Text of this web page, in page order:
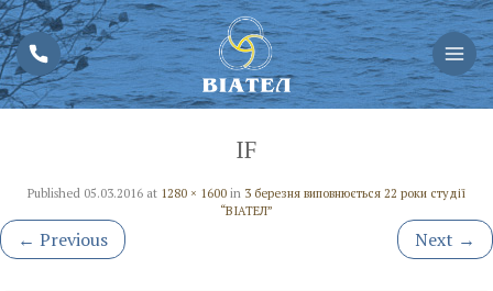
IF
Published 05.03.2016 at 1280 × 1600 in 3 березня виповнюється 22 роки студії
“ВІАТЕЛ”
← Previous Next →